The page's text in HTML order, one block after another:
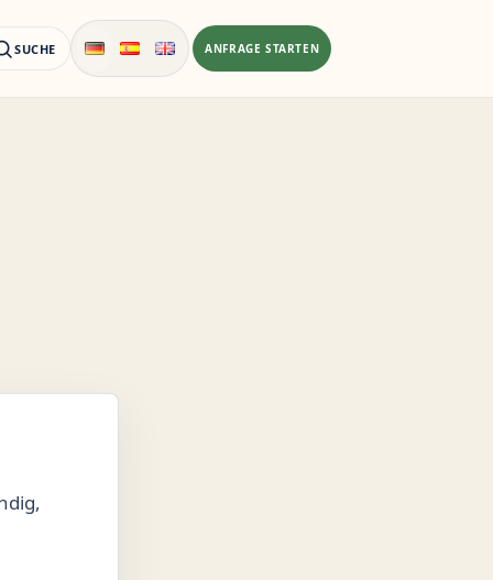
SUCHE ANFRAGE STARTEN